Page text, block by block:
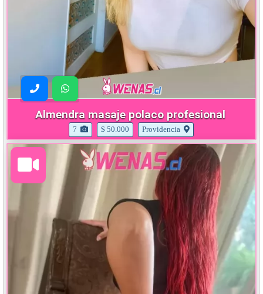
Almendra masaje polaco profesional
7 $ 50.000 Providencia